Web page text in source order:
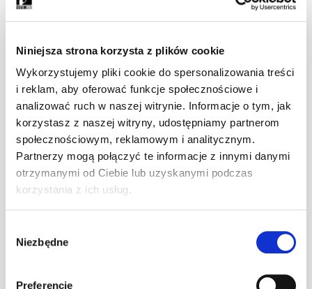
Niniejsza strona korzysta z plików cookie
Wykorzystujemy pliki cookie do spersonalizowania treści
i reklam, aby oferować funkcje społecznościowe i
analizować ruch w naszej witrynie. Informacje o tym, jak
korzystasz z naszej witryny, udostępniamy partnerom
społecznościowym, reklamowym i analitycznym.
Partnerzy mogą połączyć te informacje z innymi danymi
otrzymanymi od Ciebie lub uzyskanymi podczas
korzystania z ich usług.
zgody
Niezbędne
Preferencje